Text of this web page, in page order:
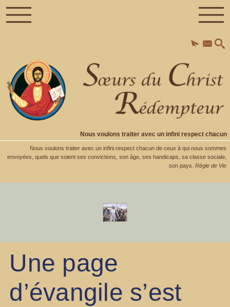
Nous voulons traiter avec un infini respect chacun
Nous voulons traiter avec un infini respect chacun de ceux à qui nous sommes
envoyées, quels que soient ses convictions, son âge, ses handicaps, sa classe sociale,
son pays.Règle de Vie
Une page
d’évangile s’est